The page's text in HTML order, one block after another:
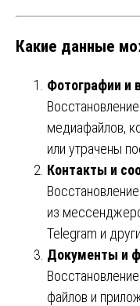
Какие данные
Фотографии и
медиафайлов,
или утрачены
Контакты и
из
Telegram и
Документы и
файлов и